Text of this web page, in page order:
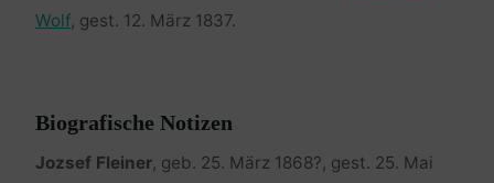
Wolf, gest. 12. März 1837.
Biografische Notizen
Jozsef Fleiner, geb. 25. März 1868?, gest. 25. Mai